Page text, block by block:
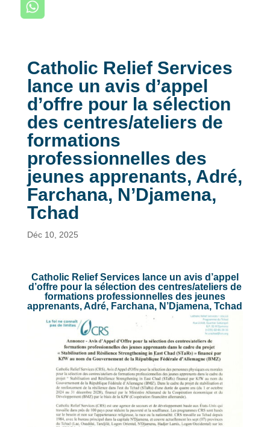
Catholic Relief Services
lance un avis d’appel
d’offre pour la sélection
des centres/ateliers de
formations
professionnelles des
jeunes apprenants, Adré,
Farchana, N’Djamena,
Tchad
Déc 10, 2025
Catholic Relief Services lance un avis d’appel
d’offre pour la sélection des centres/ateliers de
formations professionnelles des jeunes
apprenants, Adré, Farchana, N’Djamena, Tchad